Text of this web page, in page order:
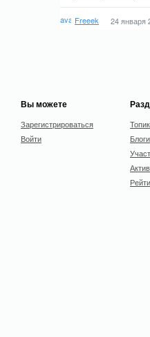
Freeek 24 января
Вы можете
Зарегистрироваться
Войти
Блоги